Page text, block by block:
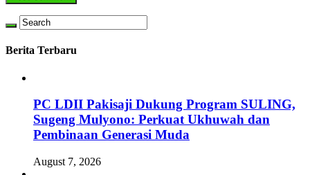
Berita Terbaru
PC LDII Pakisaji Dukung Program SULING,
Sugeng Mulyono: Perkuat Ukhuwah dan
Pembinaan Generasi Muda
August 7, 2026